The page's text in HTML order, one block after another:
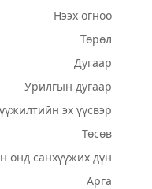
Нээх огноо
Төрөл
Дугаар
Урилгын дугаар
эх үүсвэр
Төсөв
онд санхүүжих дүн
Арга